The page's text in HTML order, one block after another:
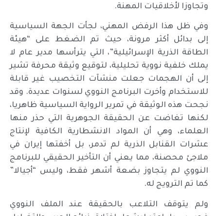
وتجاوزا لأخلاقيات المهنة.
وفي ظل هذا الرفض المهني، لجأت الجهة السياسية
إلى بدائل أكثر مرونة، حيث تم الضغط على “هيئة
الطاقة الذرية الإسرائيلية”، التي يترأسها مدير عام لا
يملك خلفية نووية تحليلية، لتوقيع وثيقة محرفة تشير
إلى أن الهجمات جعلت منشآت التخصيب غير قابلة
للاستخدام وأخرت البرنامج النووي لسنوات عديدة. وقد
نجحت هذه الوثيقة في تمرير الرواية السياسية ظاهريا،
لكنها تغاضت عن الحقيقة الجوهرية التي حذر منها
العلماء، وهي أن المواد الانشطارية الكافية لإنتاج
عشرات القنابل الذرية لم تدمر، بل أخفتها إيران في
ملاجئ محصنة، مما يعني أن التأخير الحقيقي للبرنامج
النووي لم يتجاوز بضعة أشهر فقط، وليس “أجيالا”
كما تم الترويج له.
ولم يتوقف التلاعب بالحقيقة عند الملف النووي